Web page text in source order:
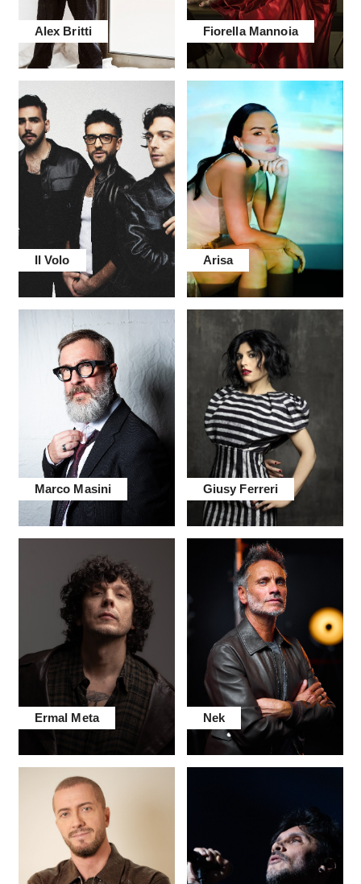
Alex Britti Fiorella Mannoia
Il Volo Arisa
Marco Masini Giusy Ferreri
Ermal Meta Nek